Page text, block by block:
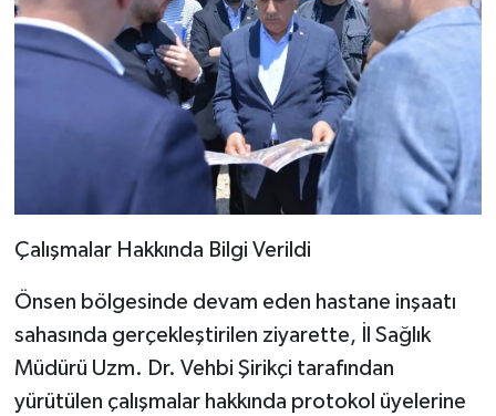
Çalışmalar Hakkında Bilgi Verildi
Önsen bölgesinde devam eden hastane inşaatı
sahasında gerçekleştirilen ziyarette, İl Sağlık
Müdürü Uzm. Dr. Vehbi Şirikçi tarafından
yürütülen çalışmalar hakkında protokol üyelerine